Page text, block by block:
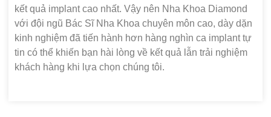
kết quả implant cao nhất. Vậy nên Nha Khoa Diamond
với đội ngũ Bác Sĩ Nha Khoa chuyên môn cao, dày dặn
kinh nghiệm đã tiến hành hơn hàng nghìn ca implant tự
tin có thể khiến bạn hài lòng về kết quả lẫn trải nghiệm
khách hàng khi lựa chọn chúng tôi.